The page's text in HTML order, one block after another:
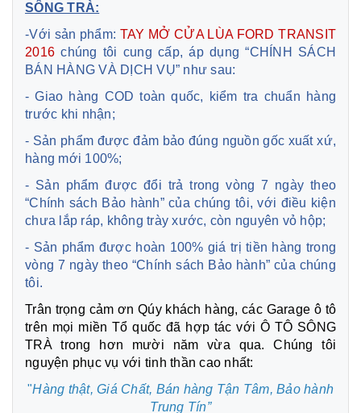
SÔNG TRÀ:
-Với sản phẩm: TAY MỞ CỬA LÙA FORD TRANSIT
2016chúng tôi cung cấp, áp dụng “CHÍNH SÁCH
BÁN HÀNG VÀ DỊCH VỤ” như sau:
- Giao hàng COD toàn quốc, kiểm tra chuẩn hàng
trước khi nhận;
- Sản phẩm được đảm bảo đúng nguồn gốc xuất xứ,
hàng mới 100%;
- Sản phẩm được đổi trả trong vòng 7 ngày theo
“Chính sách Bảo hành” của chúng tôi, với điều kiện
chưa lắp ráp, không trày xước, còn nguyên vỏ hộp;
- Sản phẩm được hoàn 100% giá trị tiền hàng trong
vòng 7 ngày theo “Chính sách Bảo hành” của chúng
tôi.
Trân trọng cảm ơn Qúy khách hàng, các Garage ô tô
trên mọi miền Tổ quốc đã hợp tác với Ô TÔ SÔNG
TRÀ trong hơn mười năm vừa qua. Chúng tôi
nguyện phục vụ với tinh thần cao nhất:
"Hàng thật, Giá Chất, Bán hàng Tận Tâm, Bảo hành
Trung Tín”